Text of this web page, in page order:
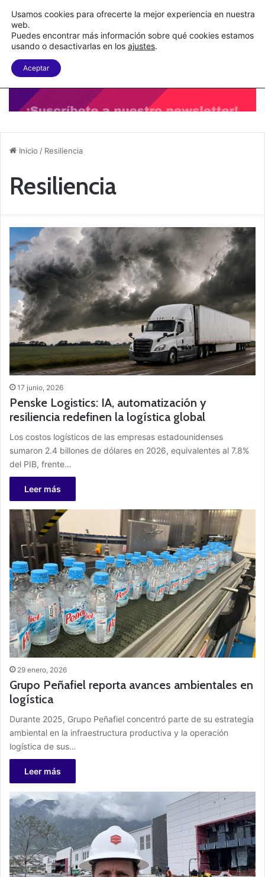
C&A México completa la implementación de su WMS en la nube
Menu
Inicio / Resiliencia
Resiliencia
17 junio, 2026
Penske Logistics: IA, automatización y
resiliencia redefinen la logística global
Los costos logísticos de las empresas estadounidenses
sumaron 2.4 billones de dólares en 2026, equivalentes al 7.8%
del PIB, frente…
Leer más
29 enero, 2026
Grupo Peñafiel reporta avances ambientales en
logística
Durante 2025, Grupo Peñafiel concentró parte de su estrategia
ambiental en la infraestructura productiva y la operación
logística de sus…
Leer más
Usamos cookies para ofrecerte la mejor experiencia en nuestra
web.
Puedes encontrar más información sobre qué cookies estamos
usando o desactivarlas en los ajustes.
Aceptar